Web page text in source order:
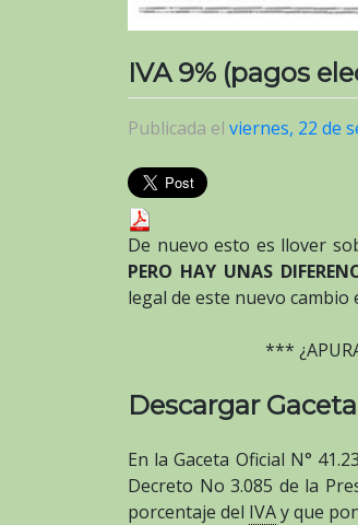
IVA 9% (pagos
Publicada el viernes, 22 de
De nuevo esto es llover
PERO HAY UNAS
legal de este nuevo
***
Descargar
En la Gaceta Oficial N°
Decreto No 3.085 de la
porcentaje del IVAy que